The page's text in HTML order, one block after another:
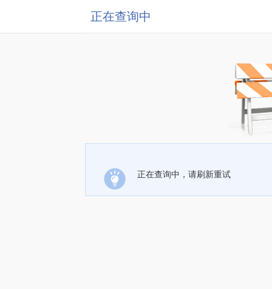
正在查询中
正在查询中，请刷新重试